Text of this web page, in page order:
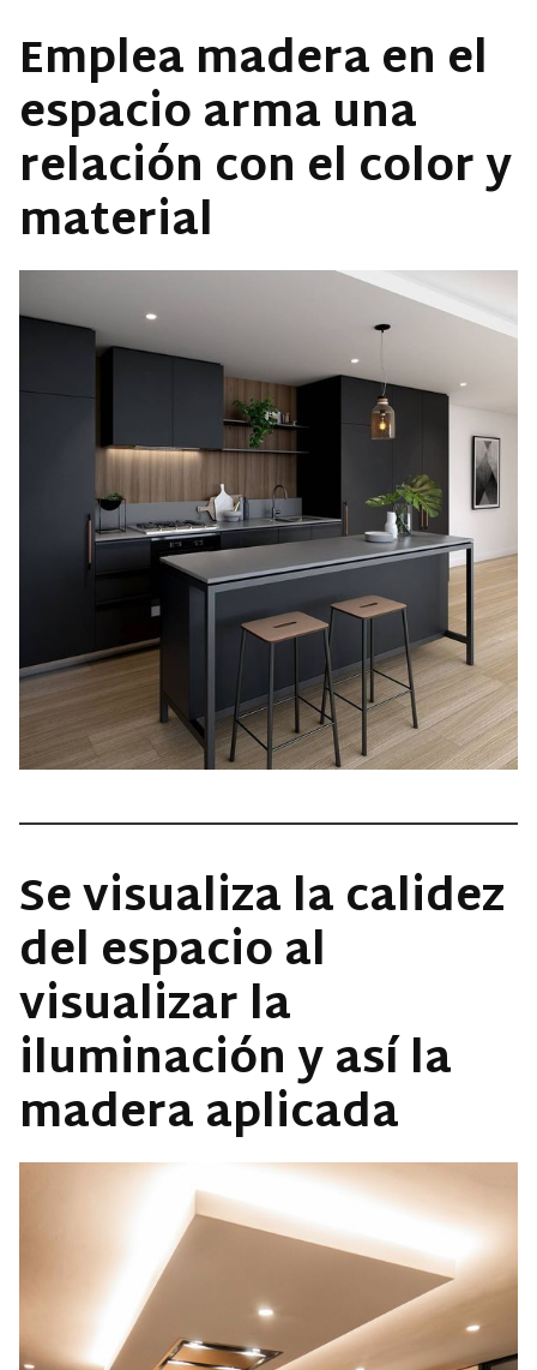
Emplea madera en el
espacio arma una
relación con el color y
material
Se visualiza la calidez
del espacio al
visualizar la
iluminación y así la
madera aplicada